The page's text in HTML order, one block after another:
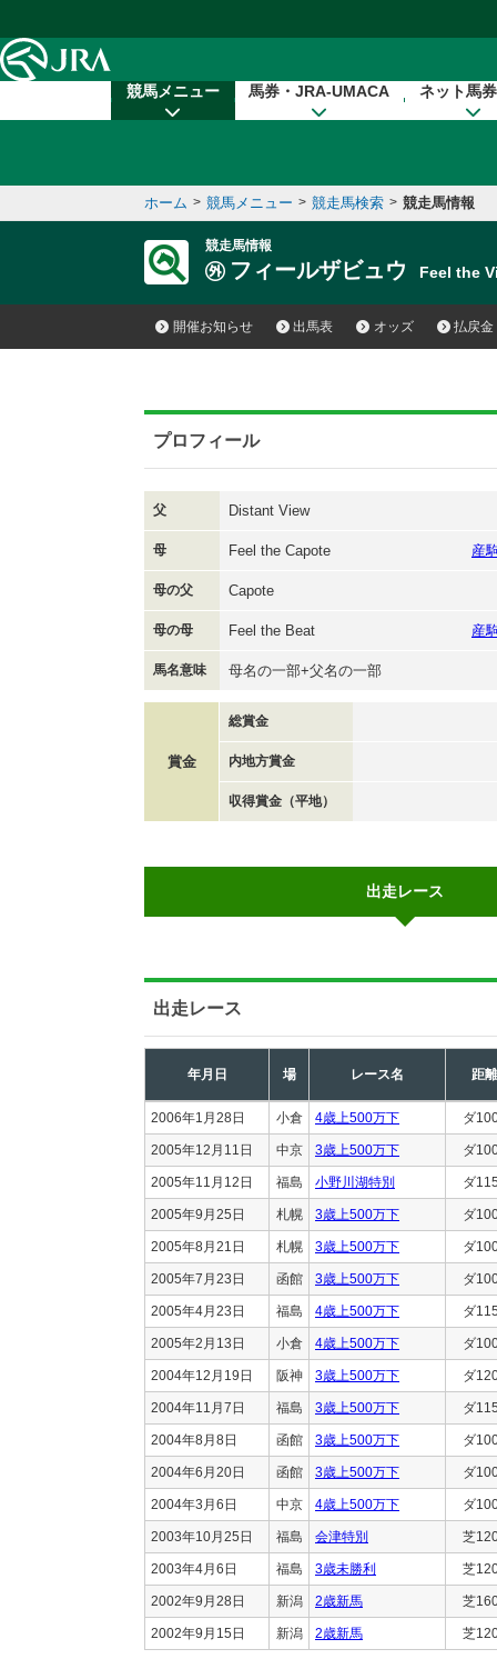
競馬メニュー 馬券・JRA-UMACA ネット馬
ホーム > 競馬メニュー > 競走馬検索 > 競走馬情報
競走馬情報
フィールザビュウ Feel the
開催お知らせ 出馬表 オッズ 払戻金
プロフィール
父 Distant View
母 Feel the Capote 産
母の父 Capote
母の母 Feel the Beat 産
馬名意味 母名の一部+父名の一部
賞金
総賞金
内地方賞金
収得賞金（平地）
出走レース
出走レース
年月日 場 レース名 距離
2006年1月28日 小倉 4歳上500万下 ダ
2005年12月11日 中京 3歳上500万下 ダ
2005年11月12日 福島 小野川湖特別 ダ
2005年9月25日 札幌 3歳上500万下 ダ
2005年8月21日 札幌 3歳上500万下 ダ
2005年7月23日 函館 3歳上500万下 ダ
2005年4月23日 福島 4歳上500万下 ダ
2005年2月13日 小倉 4歳上500万下 ダ
2004年12月19日 阪神 3歳上500万下 ダ
2004年11月7日 福島 3歳上500万下 ダ
2004年8月8日 函館 3歳上500万下 ダ
2004年6月20日 函館 3歳上500万下 ダ
2004年3月6日 中京 4歳上500万下 ダ
2003年10月25日 福島 会津特別 芝
2003年4月6日 福島 3歳未勝利 芝
2002年9月28日 新潟 2歳新馬 芝
2002年9月15日 新潟 2歳新馬 芝